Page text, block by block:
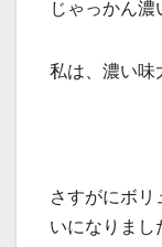
じゃっかん濃
私は、濃い味
さすがにボ
いになりまし